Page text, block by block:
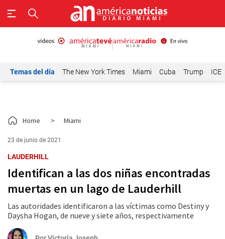
Temas del día The New York Times Miami Cuba Trump ICE
Home > Miami
23 de junio de 2021
LAUDERHILL
Identifican a las dos niñas encontradas
muertas en un lago de Lauderhill
Las autoridades identificaron a las víctimas como Destiny y
Daysha Hogan, de nueve y siete años, respectivamente